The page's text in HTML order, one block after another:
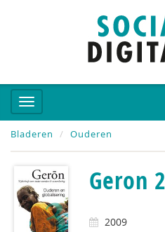
Bladeren Ouderen
Geron
2009